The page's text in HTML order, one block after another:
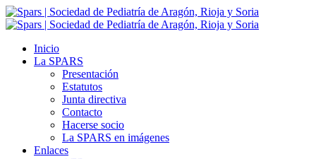
Inicio
La SPARS
Presentación
Estatutos
Junta directiva
Contacto
Hacerse socio
La SPARS en imágenes
Enlaces